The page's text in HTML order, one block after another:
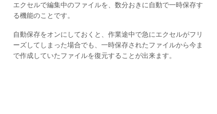
エクセルで編集中のファイルを、数分おきに自動で一時保存す
る機能のことです。
自動保存をオンにしておくと、作業途中で急にエクセルがフリ
ーズしてしまった場合でも、一時保存されたファイルから今ま
で作成していたファイルを復元することが出来ます。